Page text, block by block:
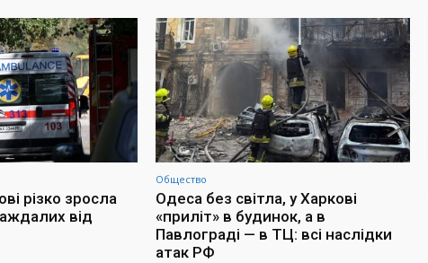
різко зросла
від
Общество
Одеса без світла, у Харкові
«приліт» в будинок, а в
Павлограді — в ТЦ: всі наслідки
атак РФ